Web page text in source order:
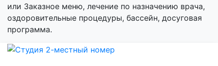
или Заказное меню, лечение по назначению врача,
оздоровительные процедуры, бассейн, досуговая
программа.